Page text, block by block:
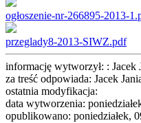
ogłoszenie-nr-266895-2013-
przeglady8-2013-SIWZ.pdf
informację wytworzył: : Jacek
za treść odpowiada: Jacek
ostatnia modyfikacja:
data wytworzenia:
opublikowano: poniedziałek,